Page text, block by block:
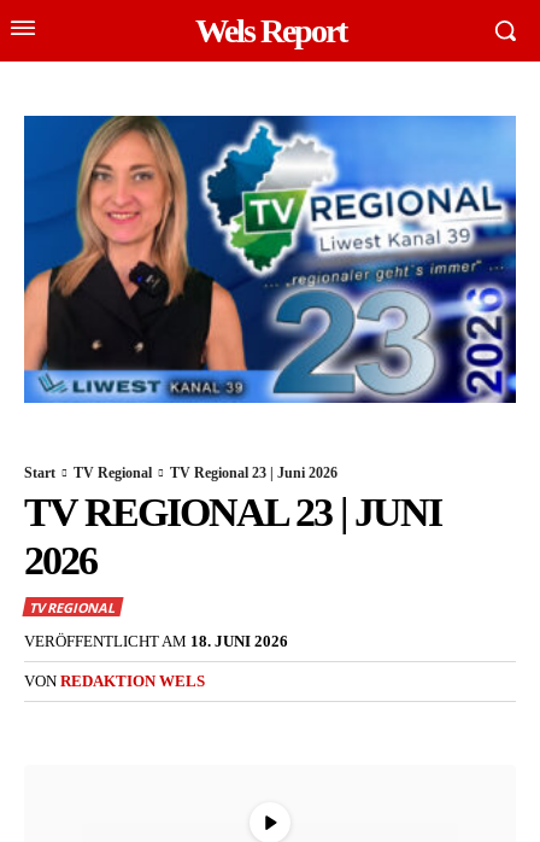
Wels Report
Start TV Regional TV Regional 23 | Juni 2026
TV REGIONAL 23 | JUNI
2026
TV REGIONAL
VERÖFFENTLICHT AM 18. JUNI 2026
VON REDAKTION WELS